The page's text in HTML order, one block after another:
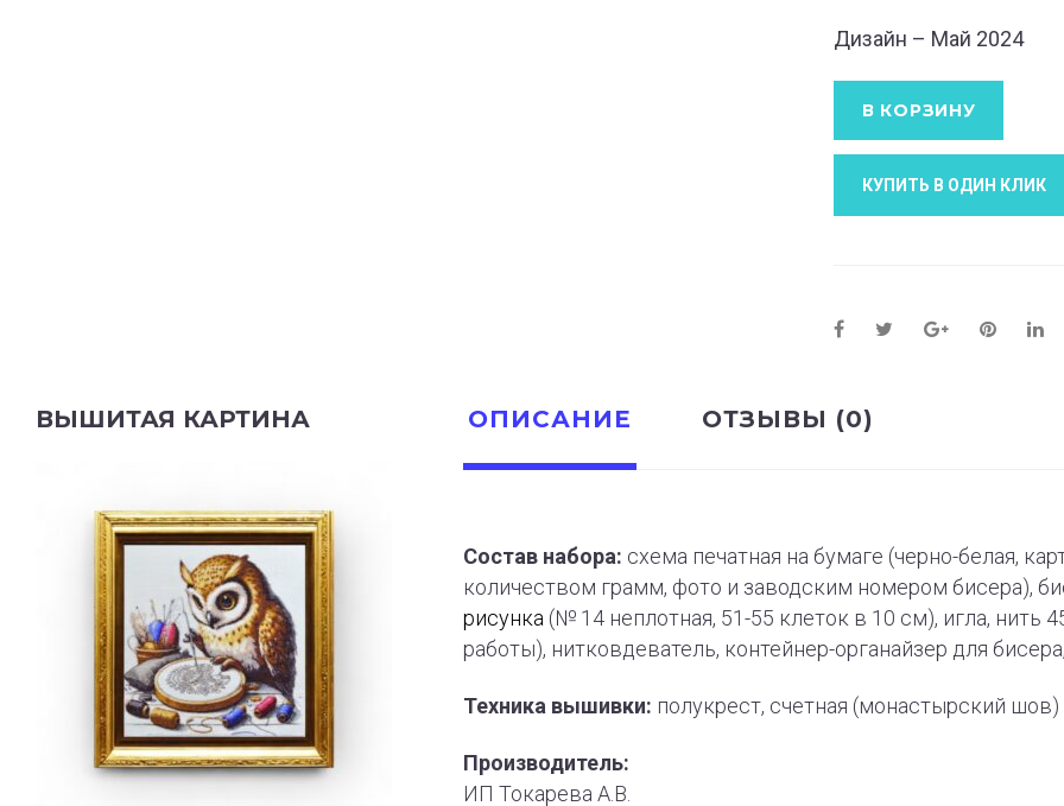
Дизайн – Май 2024
В КОРЗИНУ
КУПИТЬ В ОДИН КЛИК
ОПИСАНИЕ ОТЗЫВЫ (0)
Состав набора: схема печатная на бумаге (черно-белая,
количеством грамм, фото и заводским номером бисера),
рисунка (№ 14 неплотная, 51-55 клеток в 10 см), игла,
работы), нитковдеватель, контейнер-органайзер для
Техника вышивки: полукрест, счетная (монастырский шов)
Производитель:
ИП Токарева А.В.
ВЫШИТАЯ КАРТИНА